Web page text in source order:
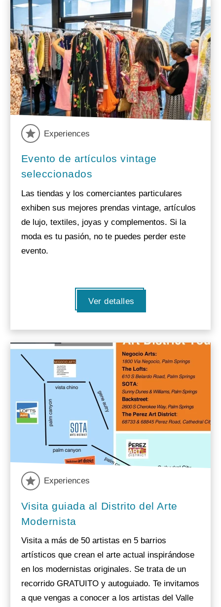
Experiences
Evento de artículos vintage
seleccionados
Las tiendas y los comerciantes particulares
exhiben sus mejores prendas vintage, artículos
de lujo, textiles, joyas y complementos. Si la
moda es tu pasión, no te puedes perder este
evento.
Ver detalles
Experiences
Visita guiada al Distrito del Arte
Modernista
Visita a más de 50 artistas en 5 barrios
artísticos que crean el arte actual inspirándose
en los modernistas originales. Se trata de un
recorrido GRATUITO y autoguiado. Te invitamos
a que vengas a conocer a los artistas del Valle